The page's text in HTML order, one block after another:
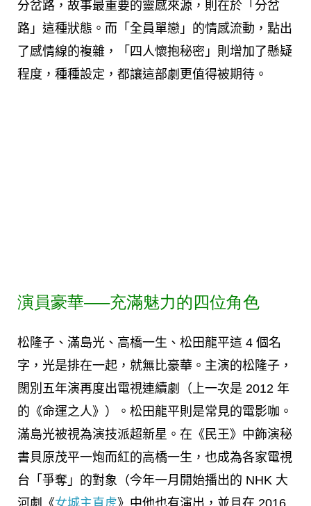
分岔路，故事最重要的靈感來源，則在於「分岔
路」這種狀態。而「全員單戀」的情感流動，點出
了感情線的複雜，「四人懷抱秘密」則增加了懸疑
程度，種種設定，都讓這部劇更值得被期待。
演員豪華—–充滿魅力的四位角色
松隆子、滿島光、高橋一生、松田龍平這 4 個名
字，光是排在一起，就無比豪華。主演的松隆子，
闊別五年演再度出電視連續劇（上一次是 2012 年
的《命運之人》）。松田龍平則是常見的電影咖。
滿島光被視為演技派超新星。在《民王》中飾演秘
書貝原茂平一炮而紅的高橋一生，也成為各家電視
台「爭奪」的對象（今年一月開始播出的 NHK 大